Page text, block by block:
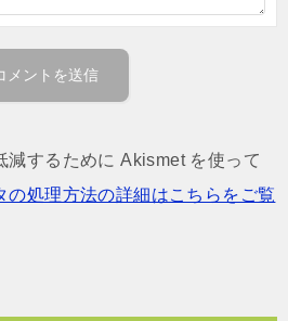
減するために Akismet を使って
の処理方法の詳細はこちらをご覧